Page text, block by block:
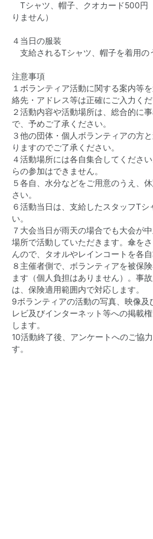
Tシャツ、帽子、クオカード500円
りません）
４当日の服装
支給されるTシャツ、帽子を着用の
注意事項
１ボランティア活動に関する案内等
絡先・アドレス等は正確にご入力くだ
２活動内容や活動場所は、総合的に
で、予めご了承ください。
３他の団体・個人ボランティアの方
りますのでご了承ください。
４活動場所には各自集合してくださ
らの参加はできません。
５各自、水分などをご用意のうえ、
さい。
６活動当日は、支給したスタッフTシ
い。
７大会当日が雨天の場合でも大会が
場所で活動していただきます。傘を
んので、タオルやレインコートを各
８主催者側で、ボランティアを被保
ます（個人負担はありません）。事
は、保険適用範囲内で対応します。
9ボランティアの活動の写真、映像及
レビ及びインターネット等への掲載
します。
10活動終了後、アンケートへのご協
す。